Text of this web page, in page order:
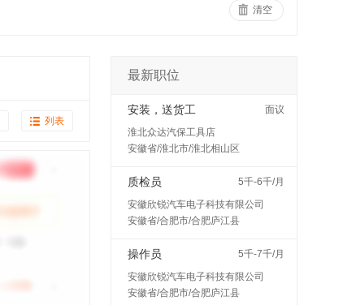
清空
列表
最新职位
安装，送货工
面议
淮北众达汽保工具店
安徽省/淮北市/淮北相山区
质检员
5千-6千/月
安徽欣锐汽车电子科技有限公司
安徽省/合肥市/合肥庐江县
操作员
5千-7千/月
安徽欣锐汽车电子科技有限公司
安徽省/合肥市/合肥庐江县